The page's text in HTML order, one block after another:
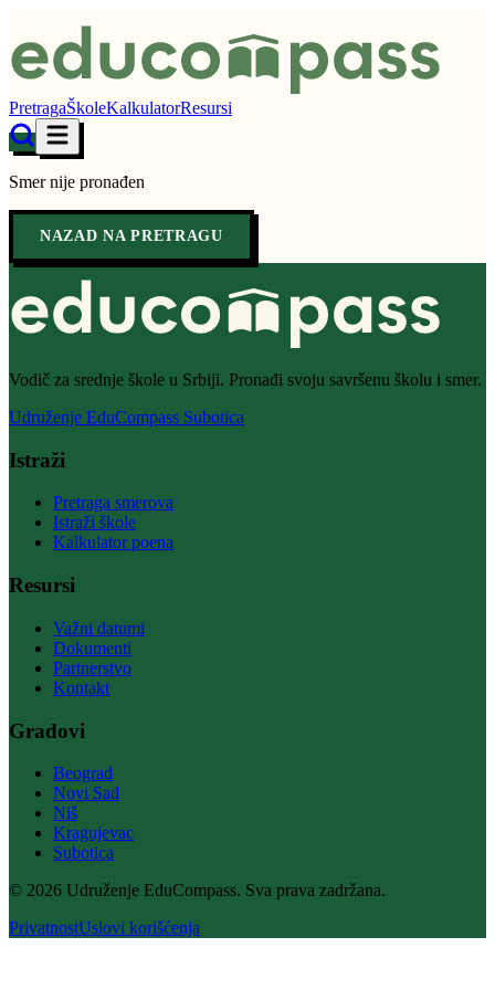
PretragaŠkoleKalkulatorResursi
Smer nije pronađen
NAZAD NA PRETRAGU
Vodič za srednje škole u Srbiji. Pronađi svoju savršenu školu i smer.
Udruženje EduCompass Subotica
Istraži
Pretraga smerova
Istraži škole
Kalkulator poena
Resursi
Važni datumi
Dokumenti
Partnerstvo
Kontakt
Gradovi
Beograd
Novi Sad
Niš
Kragujevac
Subotica
© 2026 Udruženje EduCompass. Sva prava zadržana.
PrivatnostUslovi korišćenja